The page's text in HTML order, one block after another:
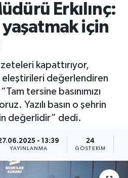
Erkılınç:
yaşatmak için
kapattırıyor,
değerlendiren
tersine basınımızı
Yazılı basın o şehrin
değerlidir” dedi.
- 13:39
YAYINLANMA
24
GÖSTERIM
ve Fikstür